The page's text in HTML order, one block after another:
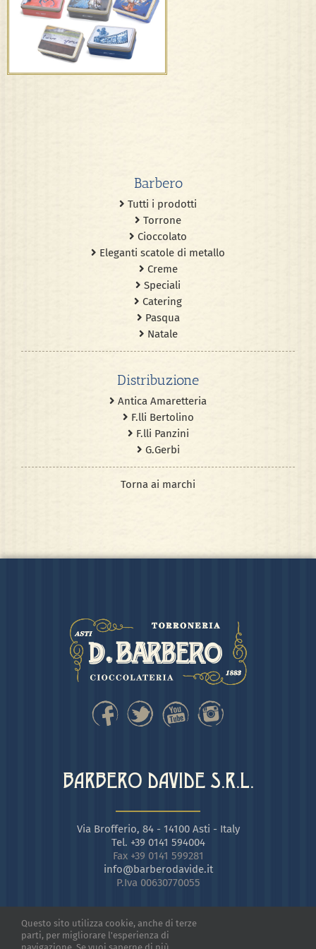
Barbero
Tutti i prodotti
Torrone
Cioccolato
Eleganti scatole di metallo
Creme
Speciali
Catering
Pasqua
Natale
Distribuzione
Antica Amaretteria
F.lli Bertolino
F.lli Panzini
G.Gerbi
Torna ai marchi
BARBERO DAVIDE S.R.L.
Via Brofferio, 84 - 14100 Asti - Italy
Tel. +39 0141 594004
Fax +39 0141 599281
info@barberodavide.it
P.Iva 00630770055
Questo sito utilizza cookie, anche di terze
parti, per migliorare l'esperienza di